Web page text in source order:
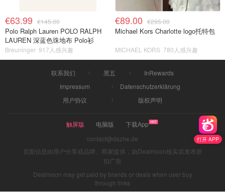
打开 APP
€63.99 €145.00
Polo Ralph Lauren POLO RALPH
LAUREN 深蓝色珠地布 Polo衫
Breuninger 917人感兴趣
€89.00 €295.00
Michael Kors Charlotte logo托特包
MICHAEL KORS 780人感兴趣
联系我们 黑五
InRewards
Impressum
Datenschutzerklärung
用户协议
版权声明
触屏版 电脑版
下载App
contact@dazhe.de
页面信息由用户分享或品牌、商家提供，由Dealmoon核实后发布折
扣广告
Dealmoon may get paid by brands or deals when user buy
through links